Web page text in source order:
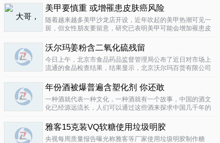
国研究人员让54名男性和女性研究参与者在手腕上戴上监控
器，记录他们在一个星期内晒太阳..
美甲要慎重 或增罹患皮肤癌风险
随着越来越多美甲沙龙店开设，近年吹起的美甲热潮可见一
斑，但女性朋友要留意，研究已表明美甲可能会增加罹患皮
美甲很受欢迎是因为它可以防止指甲断裂。但专家表示，美
甲过程中用以硬化凝胶的光疗..
沃尔玛姜粉含二氧化硫残留
今日上午，北京市食品药品监督管理局公布了近日对市场上
流通的食品检查结果，结果显示，北京沃尔玛百货有限公司
款小食品甜蜜素超标。二氧化硫在我国禁止用于姜粉这类食
物，据市食药监局食品安全专家介绍..
年份酒被爆普遍含塑化剂 你还敢
一种酒就代表一种文化，一种酒就有一个故事，中国的酒文
化已经源远流长，人们可以通过这些酒来探求中国几千年的
有害又不能完全戒掉的原因，因为酒已经不只是一种可以喝
的饮品那么简单，就像茶一样有很厚..
雅客15克装VQ软糖使用垃圾明胶
央视每周质量报告曝光称雅客等厂家使用垃圾明胶制作糖